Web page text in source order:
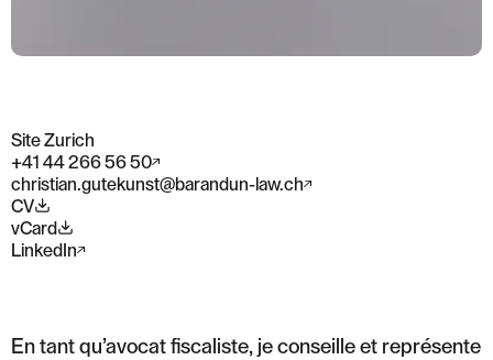
Site Zurich
+41 44 266 56 50
christian.gutekunst@barandun-law.ch
CV
vCard
LinkedIn
En tant qu’avocat fiscaliste, je conseille et représente